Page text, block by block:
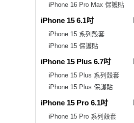
iPhone 16 Pro Max 保護貼
iPhone 15 6.1吋
iPhone 15 系列殼套
iPhone 15 保護貼
iPhone 15 Plus 6.7吋
iPhone 15 Plus 系列殼套
iPhone 15 Plus 保護貼
iPhone 15 Pro 6.1吋
iPhone 15 Pro 系列殼套